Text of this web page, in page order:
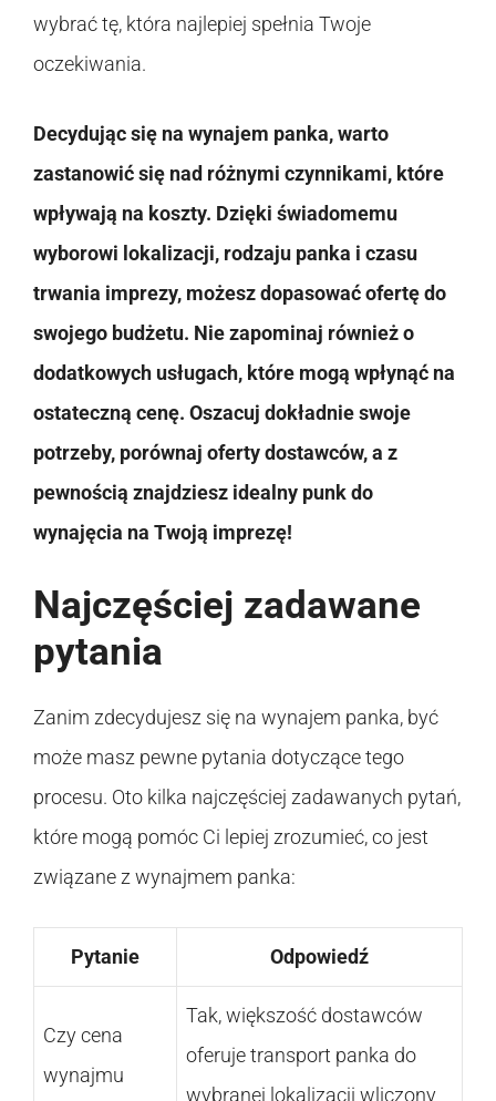
wybrać tę, która najlepiej spełnia Twoje
oczekiwania.
Decydując się na wynajem panka, warto
zastanowić się nad różnymi czynnikami, które
wpływają na koszty. Dzięki świadomemu
wyborowi lokalizacji, rodzaju panka i czasu
trwania imprezy, możesz dopasować ofertę do
swojego budżetu. Nie zapominaj również o
dodatkowych usługach, które mogą wpłynąć na
ostateczną cenę. Oszacuj dokładnie swoje
potrzeby, porównaj oferty dostawców, a z
pewnością znajdziesz idealny punk do
wynajęcia na Twoją imprezę!
Najczęściej zadawane
pytania
Zanim zdecydujesz się na wynajem panka, być
może masz pewne pytania dotyczące tego
procesu. Oto kilka najczęściej zadawanych pytań,
które mogą pomóc Ci lepiej zrozumieć, co jest
związane z wynajmem panka:
Pytanie Odpowiedź
Czy cena
wynajmu
Tak, większość dostawców
oferuje transport panka do
wybranej lokalizacji wliczony